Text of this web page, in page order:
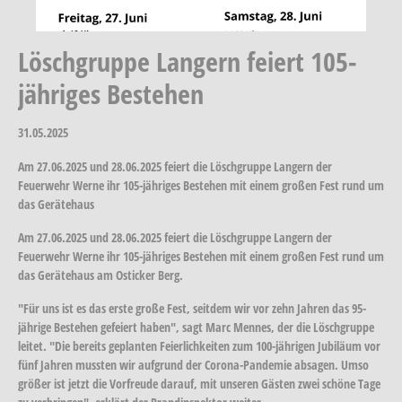
Löschgruppe Langern feiert 105-
jähriges Bestehen
31.05.2025
Am 27.06.2025 und 28.06.2025 feiert die Löschgruppe Langern der
Feuerwehr Werne ihr 105-jähriges Bestehen mit einem großen Fest rund um
das Gerätehaus
Am 27.06.2025 und 28.06.2025 feiert die Löschgruppe Langern der
Feuerwehr Werne ihr 105-jähriges Bestehen mit einem großen Fest rund um
das Gerätehaus am Osticker Berg.
"Für uns ist es das erste große Fest, seitdem wir vor zehn Jahren das 95-
jährige Bestehen gefeiert haben", sagt Marc Mennes, der die Löschgruppe
leitet. "Die bereits geplanten Feierlichkeiten zum 100-jährigen Jubiläum vor
fünf Jahren mussten wir aufgrund der Corona-Pandemie absagen. Umso
größer ist jetzt die Vorfreude darauf, mit unseren Gästen zwei schöne Tage